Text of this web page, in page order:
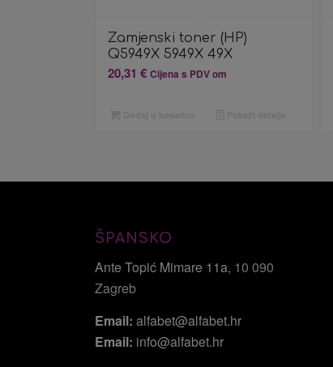
Zamjenski toner (HP)
Q5949X 5949X 49X
20,31€ Cijena s PDV om
ŠPANSKO
Ante Topić Mimare 11a, 10 090
Zagreb
Email: alfabet@alfabet.hr
Email: info@alfabet.hr